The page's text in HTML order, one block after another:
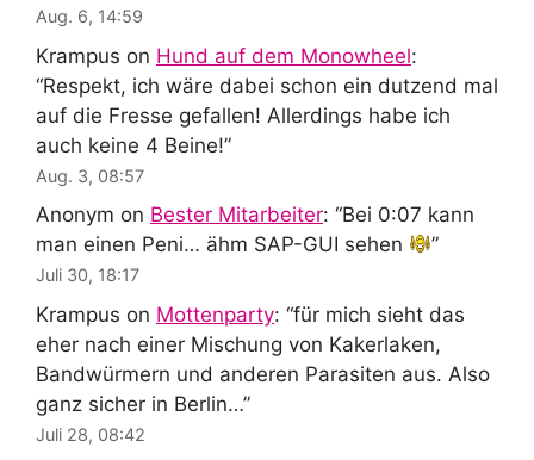
Aug. 6, 14:59
Krampus on Hund auf dem Monowheel:
“Respekt, ich wäre dabei schon ein dutzend mal
auf die Fresse gefallen! Allerdings habe ich
auch keine 4 Beine!”
Aug. 3, 08:57
Anonym on Bester Mitarbeiter: “Bei 0:07 kann
man einen Peni… ähm SAP-GUI sehen
”
Juli 30, 18:17
Krampus on Mottenparty: “für mich sieht das
eher nach einer Mischung von Kakerlaken,
Bandwürmern und anderen Parasiten aus. Also
ganz sicher in Berlin…”
Juli 28, 08:42